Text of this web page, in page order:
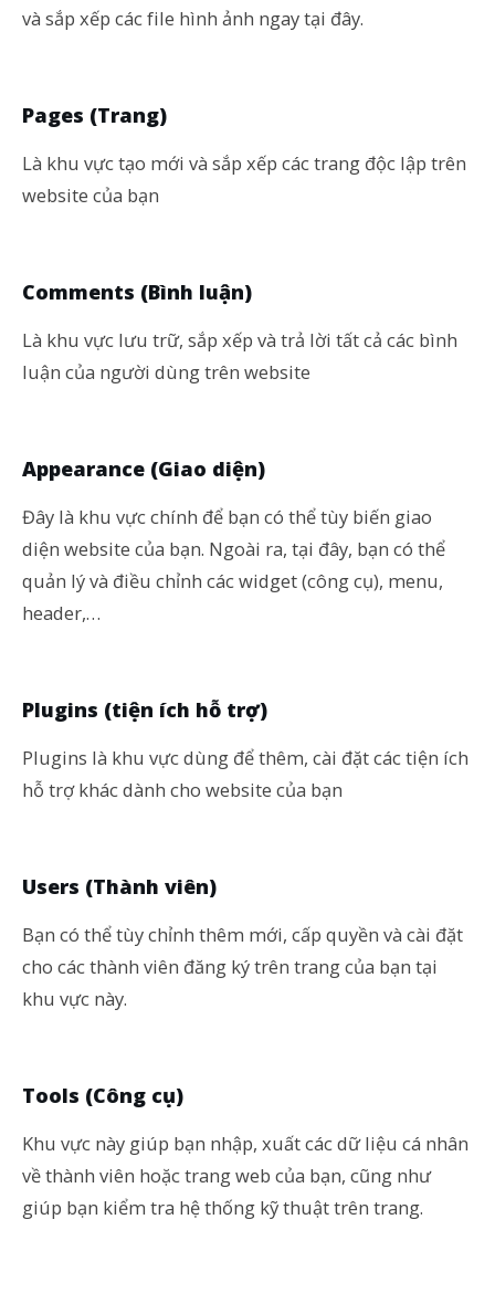
và sắp xếp các file hình ảnh ngay tại đây.
Pages (Trang)
Là khu vực tạo mới và sắp xếp các trang độc lập trên
website của bạn
Comments (Bình luận)
Là khu vực lưu trữ, sắp xếp và trả lời tất cả các bình
luận của người dùng trên website
Appearance (Giao diện)
Đây là khu vực chính để bạn có thể tùy biến giao
diện website của bạn. Ngoài ra, tại đây, bạn có thể
quản lý và điều chỉnh các widget (công cụ), menu,
header,…
Plugins (tiện ích hỗ trợ)
Plugins là khu vực dùng để thêm, cài đặt các tiện ích
hỗ trợ khác dành cho website của bạn
Users (Thành viên)
Bạn có thể tùy chỉnh thêm mới, cấp quyền và cài đặt
cho các thành viên đăng ký trên trang của bạn tại
khu vực này.
Tools (Công cụ)
Khu vực này giúp bạn nhập, xuất các dữ liệu cá nhân
về thành viên hoặc trang web của bạn, cũng như
giúp bạn kiểm tra hệ thống kỹ thuật trên trang.